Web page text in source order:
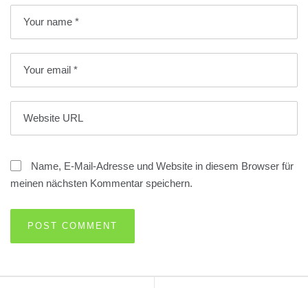
Name, E-Mail-Adresse und Website in diesem Browser für
meinen nächsten Kommentar speichern.